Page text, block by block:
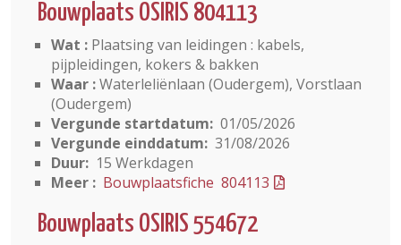
Bouwplaats OSIRIS 804113
Wat : Plaatsing van leidingen : kabels,
pijpleidingen, kokers & bakken
Waar :Waterleliënlaan (Oudergem), Vorstlaan
(Oudergem)
Vergunde startdatum: 01/05/2026
Vergunde einddatum: 31/08/2026
Duur: 15 Werkdagen
Meer : Bouwplaatsfiche 804113
Bouwplaats OSIRIS 554672